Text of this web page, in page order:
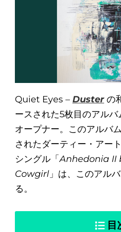
Quiet Eyes – Dusterの
ースされた5枚目のアルバ
オープナー。このアルバ
されたダーティー・アー
シングル「Anhedonia II
Cowgirl 」は、このアル
る。
目